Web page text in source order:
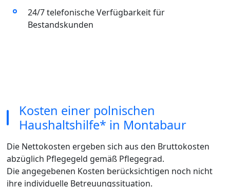
24/7 telefonische Verfügbarkeit für
Bestandskunden
Kosten einer polnischen
Haushaltshilfe* in Montabaur
Die Nettokosten ergeben sich aus den Bruttokosten
abzüglich Pflegegeld gemäß Pflegegrad.
Die angegebenen Kosten berücksichtigen noch nicht
ihre individuelle Betreuungssituation.